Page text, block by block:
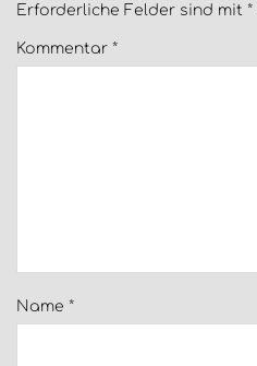
Erforderliche Felder sind mit *
Kommentar *
Name *